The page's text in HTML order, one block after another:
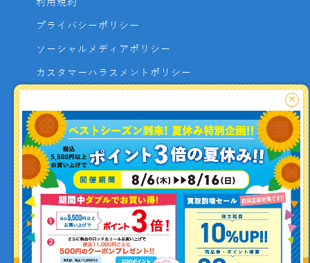
釣り情報を
投稿する
利用規約
プライバシーポリシー
ソーシャルメディアポリシー
カスタマーハラスメントポリシー
よくあるご質問
お問い合わせ
利用者資金の保全方法
×